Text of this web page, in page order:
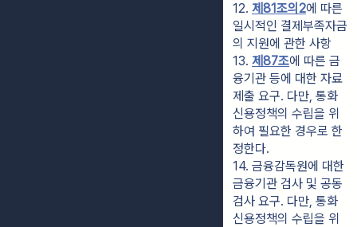
12. 제81조의2에 따른
일시적인 결제부족자금
의 지원에 관한 사항
13. 제87조에 따른 금
융기관 등에 대한 자료
제출 요구. 다만, 통화
신용정책의 수립을 위
하여 필요한 경우로 한
정한다.
14. 금융감독원에 대한
금융기관 검사 및 공동
검사 요구. 다만, 통화
신용정책의 수립을 위